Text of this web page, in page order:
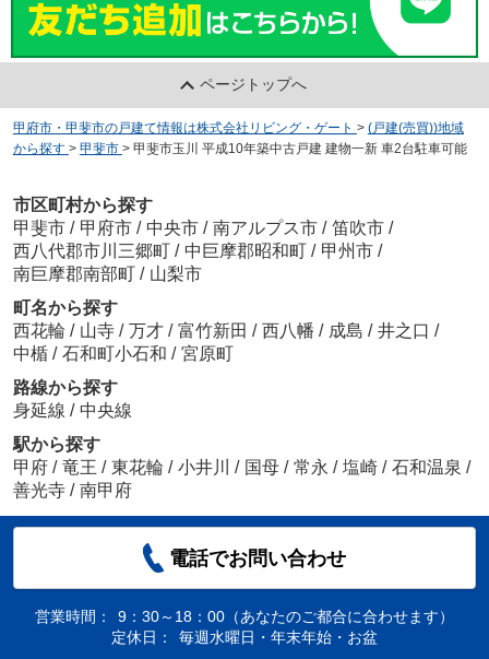
ページトップへ
甲府市・甲斐市の戸建て情報は株式会社リビング・ゲート > (戸建(売買))地域
から探す > 甲斐市 > 甲斐市玉川 平成10年築中古戸建 建物一新 車2台駐車可能
市区町村から探す
甲斐市 / 甲府市 / 中央市 / 南アルプス市 / 笛吹市 /
西八代郡市川三郷町 / 中巨摩郡昭和町 / 甲州市 /
南巨摩郡南部町 / 山梨市
町名から探す
西花輪 / 山寺 / 万才 / 富竹新田 / 西八幡 / 成島 / 井之口 /
中楯 / 石和町小石和 / 宮原町
路線から探す
身延線 / 中央線
駅から探す
甲府 / 竜王 / 東花輪 / 小井川 / 国母 / 常永 / 塩崎 / 石和温泉 /
善光寺 / 南甲府
電話でお問い合わせ
営業時間：
9：30～18：00（あなたのご都合に合わせます）
定休日：
毎週水曜日・年末年始・お盆